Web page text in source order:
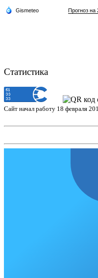
Статистика
Сайт начал работу 18 февраля